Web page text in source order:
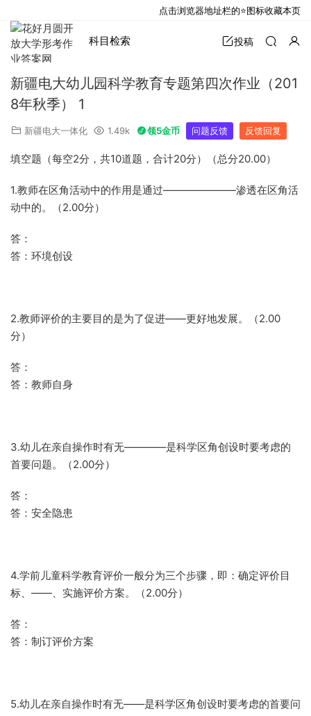
科目检索 投稿
新疆电大幼儿园科学教育专题第四次作业（201
8年秋季） 1
新疆电大一体化 1.49k 领5金币 问题反馈 反馈回复
填空题（每空2分，共10道题，合计20分）（总分20.00）
1.教师在区角活动中的作用是通过———————渗透在区角活
动中的。（2.00分）
答：
答：环境创设
2.教师评价的主要目的是为了促进——更好地发展。（2.00
分）
答：
答：教师自身
3.幼儿在亲自操作时有无————是科学区角创设时要考虑的
首要问题。（2.00分）
答：
答：安全隐患
4.学前儿童科学教育评价一般分为三个步骤，即：确定评价目
标、——、实施评价方案。（2.00分）
答：
答：制订评价方案
5.幼儿在亲自操作时有无——是科学区角创设时要考虑的首要问
点击浏览器地址栏的⭐图标收藏本页